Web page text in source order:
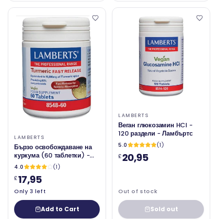
LAMBERTS
Бързо освобождаване на
куркума (60 таблетки) -
Lamberts
4.0
(1)
£17,95
Only 3 left
Add to Cart
LAMBERTS
Веган глюкозамин HCI -
120 раздели - Ламбъртс
5.0
(1)
£20,95
Out of stock
Sold out